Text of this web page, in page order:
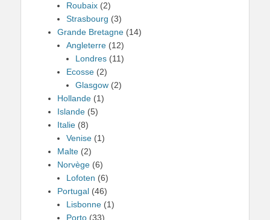
Roubaix (2)
Strasbourg (3)
Grande Bretagne (14)
Angleterre (12)
Londres (11)
Ecosse (2)
Glasgow (2)
Hollande (1)
Islande (5)
Italie (8)
Venise (1)
Malte (2)
Norvège (6)
Lofoten (6)
Portugal (46)
Lisbonne (1)
Porto (33)